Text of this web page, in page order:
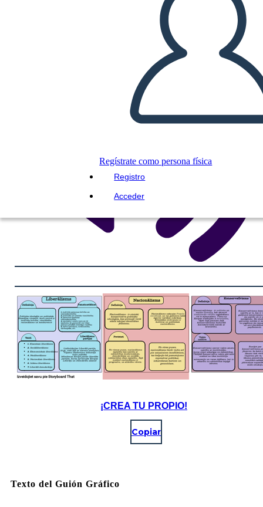
Regístrate como persona física
Registro
Acceder
JUEGO DE DIAPOSITIVAS
LEERME
¡CREA TU PROPIO!
Copiar
Texto del Guión Gráfico